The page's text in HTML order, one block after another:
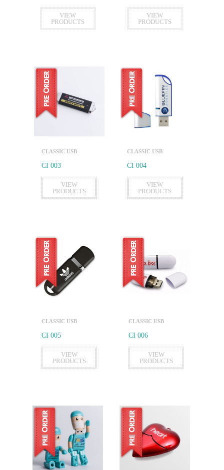
VIEW
PRODUCTS
VIEW
PRODUCTS
CLASSIC USB
CI 003
VIEW
PRODUCTS
CLASSIC USB
CI 004
VIEW
PRODUCTS
CLASSIC USB
CI 005
VIEW
PRODUCTS
CLASSIC USB
CI 006
VIEW
PRODUCTS